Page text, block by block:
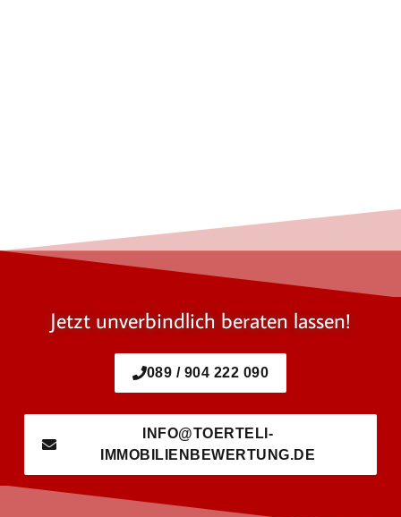
Jetzt unverbindlich beraten lassen!
089 / 904 222 090
INFO@TOERTELI-
IMMOBILIENBEWERTUNG.DE